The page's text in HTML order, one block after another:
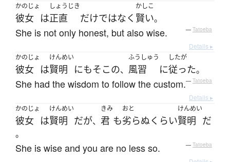
かのじょ
彼女 は
しょうじき
正直 だけではなく
かしこ
賢い。
She is not only honest, but also wise. — Tatoeba
Details ▸
かのじょ
彼女 は
けんめい
賢明 にもそこの、
ふうしゅう
風習 に
したが
従った。
She had the wisdom to follow the custom.— Tatoeba
Details ▸
かのじょ
彼女 は
けんめい
賢明 だが、
きみ
君 も
おと
劣らぬくらい
けんめい
賢明 だ
。
She is wise and you are no less so. — Tatoeba